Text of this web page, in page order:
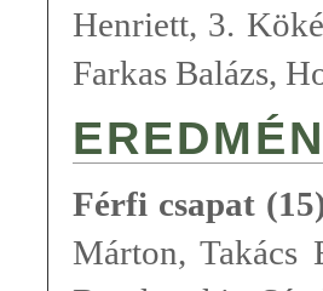
Henriett, 3.
Farkas Balázs,
Férfi csapat
Márton, Takács